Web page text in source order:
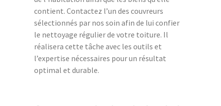
contient. Contactez l’un des couvreurs
sélectionnés par nos soin afin de lui confier
le nettoyage régulier de votre toiture. Il
réalisera cette tâche avec les outils et
l’expertise nécessaires pour un résultat
optimal et durable.